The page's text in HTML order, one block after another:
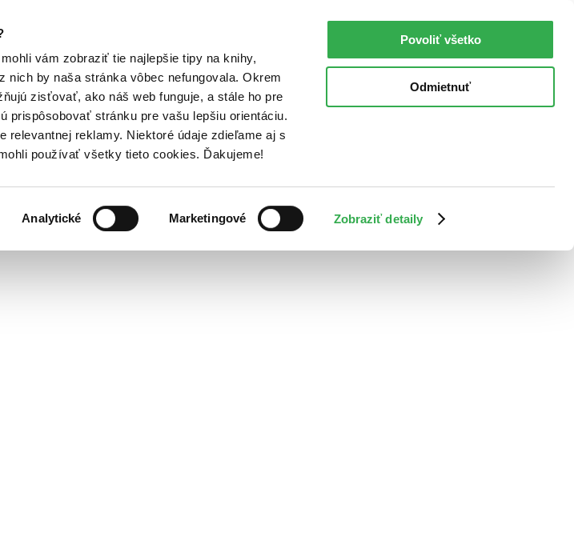
vám zobraziť tie najlepšie tipy na knihy,
nich by naša stránka vôbec nefungovala. Okrem
zisťovať, ako náš web funguje, a stále ho pre
prispôsobovať stránku pre vašu lepšiu orientáciu.
relevantnej reklamy. Niektoré údaje zdieľame aj s
používať všetky tieto cookies. Ďakujeme!
Analytické Marketingové Zobraziť detaily
Povoliť všetko
Odmietnuť